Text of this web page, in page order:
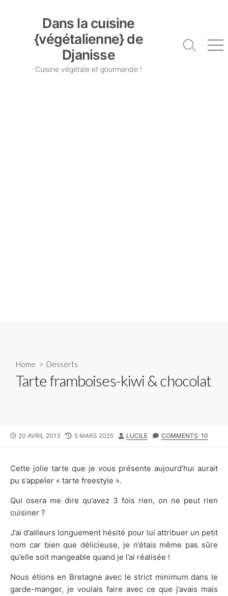
Dans la cuisine
{végétalienne} de
Djanisse
Cuisine végétale et gourmande !
Search
Home > Desserts
Tarte framboises-kiwi & chocolat
PUBLISHED
20 AVRIL 2013
LAST
5 MARS 2025 AUTHOR
LUCILE COMMENTS: 10
Cette jolie tarte que je vous présente aujourd’hui aurait
pu s’appeler « tarte freestyle ».
Qui osera me dire qu’avez 3 fois rien, on ne peut rien
cuisiner ?
J’ai d’ailleurs longuement hésité pour lui attribuer un petit
nom car bien que délicieuse, je n’étais même pas sûre
qu’elle soit mangeable quand je l’ai réalisée !
Nous étions en Bretagne avec le strict minimum dans le
garde-manger, je voulais faire avec ce que j’avais mais